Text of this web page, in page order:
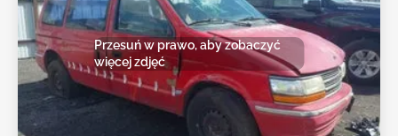
Przesuń w prawo, aby zobaczyć
więcej zdjęć